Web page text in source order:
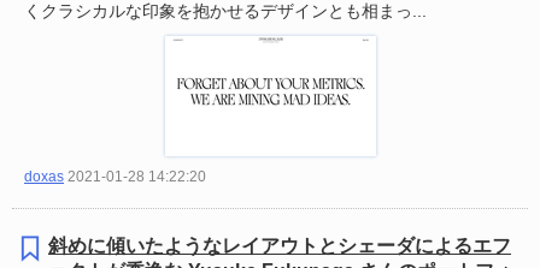
くクラシカルな印象を抱かせるデザインとも相まっ...
doxas 2021-01-28 14:22:20
斜めに傾いたようなレイアウトとシェーダによるエフ